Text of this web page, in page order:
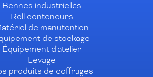
Bennes industrielles
Roll conteneurs
de manutention
de stockage
Équipement d'atelier
Levage
produits de coffrages